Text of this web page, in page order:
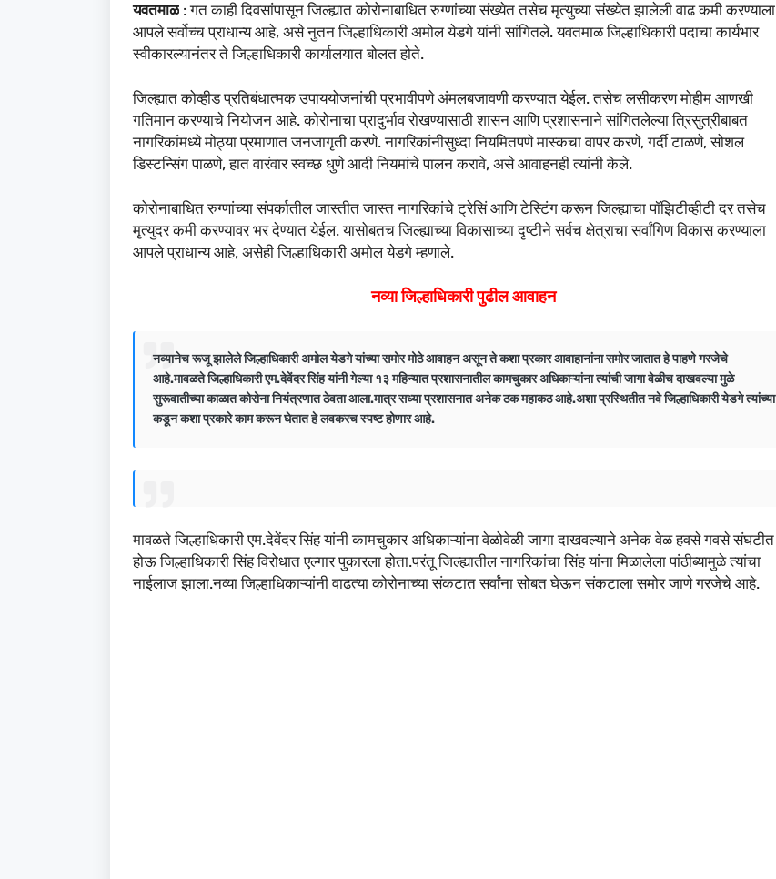
यवतमाळ: गत काही दिवसांपासून जिल्ह्यात कोरोनाबाधित रुग्णांच्या संख्येत तसेच मृत्युच्या संख्येत झालेली वाढ कमी करण्याला
आपले सर्वोच्च प्राधान्य आहे, असे नुतन जिल्हाधिकारी अमोल येडगे यांनी सांगितले. यवतमाळ जिल्हाधिकारी पदाचा कार्यभार
स्वीकारल्यानंतर ते जिल्हाधिकारी कार्यालयात बोलत होते.
जिल्ह्यात कोव्हीड प्रतिबंधात्मक उपाययोजनांची प्रभावीपणे अंमलबजावणी करण्यात येईल. तसेच लसीकरण मोहीम आणखी
गतिमान करण्याचे नियोजन आहे. कोरोनाचा प्रादुर्भाव रोखण्यासाठी शासन आणि प्रशासनाने सांगितलेल्या त्रिसुत्रीबाबत
नागरिकांमध्ये मोठ्या प्रमाणात जनजागृती करणे. नागरिकांनीसुध्दा नियमितपणे मास्कचा वापर करणे, गर्दी टाळणे, सोशल
डिस्टन्सिंग पाळणे, हात वारंवार स्वच्छ धुणे आदी नियमांचे पालन करावे, असे आवाहनही त्यांनी केले.
कोरोनाबाधित रुग्णांच्या संपर्कातील जास्तीत जास्त नागरिकांचे ट्रेसिं आणि टेस्टिंग करून जिल्ह्याचा पॉझिटीव्हीटी दर तसेच
मृत्युदर कमी करण्यावर भर देण्यात येईल. यासोबतच जिल्ह्याच्या विकासाच्या दृष्टीने सर्वच क्षेत्राचा सर्वांगिण विकास करण्याला
आपले प्राधान्य आहे, असेही जिल्हाधिकारी अमोल येडगे म्हणाले.
नव्या जिल्हाधिकारी पुढील आवाहन
नव्यानेच रूजू झालेले जिल्हाधिकारी अमोल येडगे यांच्या समोर मोठे आवाहन असून ते कशा प्रकार आवाहानांना समोर जातात हे पाहणे गरजेचे
आहे.मावळते जिल्हाधिकारी एम.देवेंदर सिंह यांनी गेल्या १३ महिन्यात प्रशासनातील कामचुकार अधिकाऱ्यांना त्यांची जागा वेळीच दाखवल्या मुळे
सुरूवातीच्या काळात कोरोना नियंत्रणात ठेवता आला.मात्र सध्या प्रशासनात अनेक ठक महाकठ आहे.अशा प्रस्थितीत नवे जिल्हाधिकारी येडगे त्यांच्या
कडून कशा प्रकारे काम करून घेतात हे लवकरच स्पष्ट होणार आहे.
मावळते जिल्हाधिकारी एम.देवेंदर सिंह यांनी कामचुकार अधिकाऱ्यांना वेळोवेळी जागा दाखवल्याने अनेक वेळ हवसे गवसे संघटीत
होऊ जिल्हाधिकारी सिंह विरोधात एल्गार पुकारला होता.परंतू जिल्ह्यातील नागरिकांचा सिंह यांना मिळालेला पांठीब्यामुळे त्यांचा
नाईलाज झाला.नव्या जिल्हाधिकाऱ्यांनी वाढत्या कोरोनाच्या संकटात सर्वांना सोबत घेऊन संकटाला समोर जाणे गरजेचे आहे.